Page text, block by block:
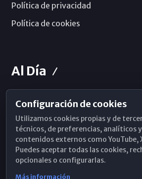
Política de privacidad
Política de cookies
Al Día
Horarios de Misa
Hemeroteca
WhatsApp
Configuración de cookies
Utilizamos cookies propias y de
técnicos, de preferencias, analíticos
contenidos externos como YouTube,
Puedes aceptar todas las cookies,
opcionales o configurarlas.
Más información